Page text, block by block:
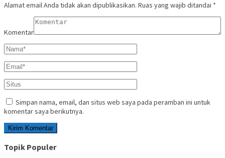
Alamat email Anda tidak akan dipublikasikan. Ruas yang wajib ditandai *
Komentar
Simpan nama, email, dan situs web saya pada peramban ini untuk
komentar saya berikutnya.
Topik Populer